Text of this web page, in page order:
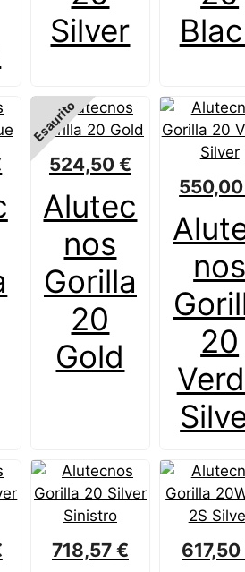
Silver
Esaurito
Alutec
nos
Gorilla
20
Gold
524,50 €
20
718,57 € 617,50